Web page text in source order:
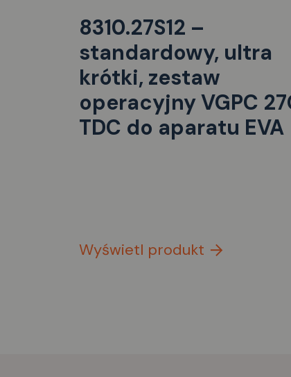
8310.27S12 –
standardowy, ultra
krótki, zestaw
operacyjny VGPC
TDC do aparatu EVA
Wyświetl produkt